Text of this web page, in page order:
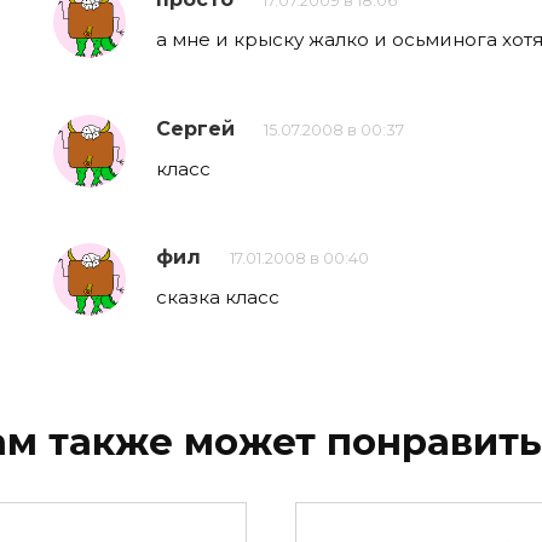
а мне и крыску жалко и осьминога
Сергей 15.07.2008 в 00:37
класс
фил 17.01.2008 в 00:40
сказка класс
также может